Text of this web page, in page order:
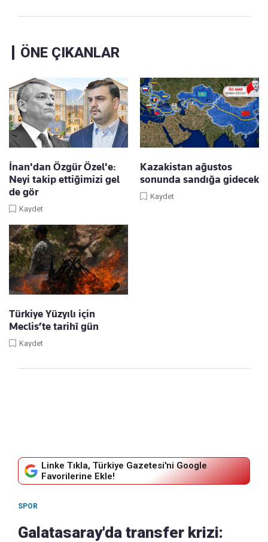
ÖNE ÇIKANLAR
İnan'dan Özgür Özel'e:
Neyi takip ettiğimizi gel
de gör
Kaydet
Kazakistan ağustos
sonunda sandığa gidecek
Kaydet
Türkiye Yüzyılı için
Meclis’te tarihî gün
Kaydet
Linke Tıkla, Türkiye Gazetesi'ni Google
Favorilerine Ekle!
SPOR
Galatasaray'da transfer krizi: